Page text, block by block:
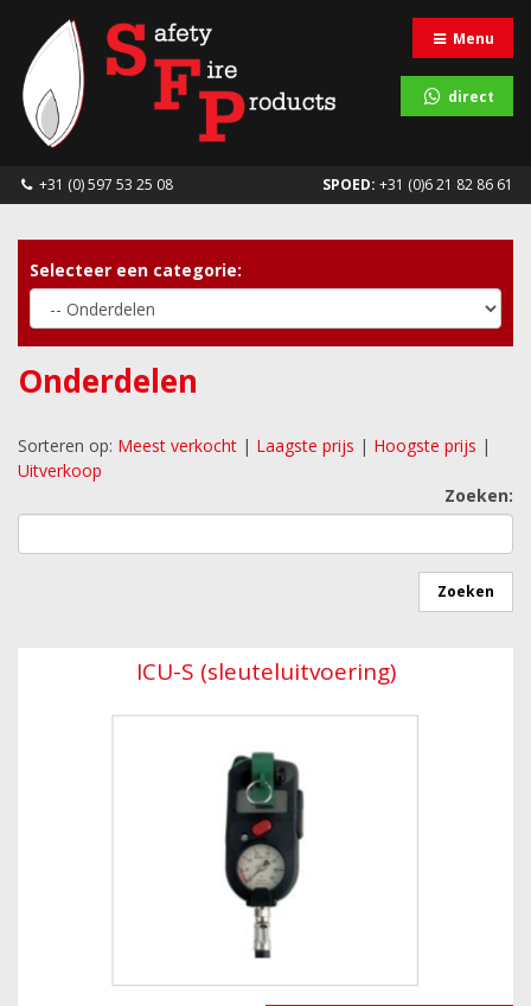
Menu
direct
+31 (0) 597 53 25 08 SPOED: +31 (0)6 21 82 86 61
Selecteer een categorie:
Onderdelen
Sorteren op: Meest verkocht | Laagste prijs | Hoogste prijs |
Uitverkoop
Zoeken:
ICU-S (sleuteluitvoering)